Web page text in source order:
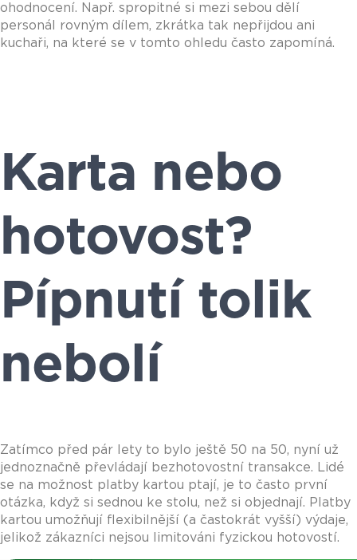
ohodnocení. Např. spropitné si mezi sebou dělí
personál rovným dílem, zkrátka tak nepřijdou ani
kuchaři, na které se v tomto ohledu často zapomíná.
Karta nebo
hotovost?
Pípnutí tolik
nebolí
Zatímco před pár lety to bylo ještě 50 na 50, nyní už
jednoznačně převládají bezhotovostní transakce. Lidé
se na možnost platby kartou ptají, je to často první
otázka, když si sednou ke stolu, než si objednají. Platby
kartou umožňují flexibilnější (a častokrát vyšší) výdaje,
jelikož zákazníci nejsou limitováni fyzickou hotovostí.